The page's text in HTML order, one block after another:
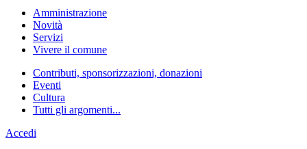
Amministrazione
Novità
Servizi
Vivere il comune
Contributi, sponsorizzazioni, donazioni
Eventi
Cultura
Tutti gli argomenti...
Accedi